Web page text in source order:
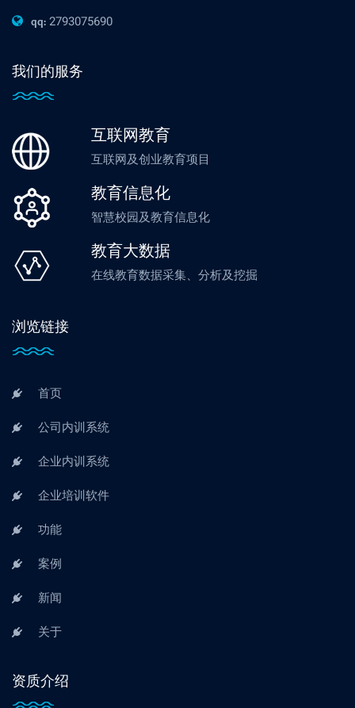
qq: 2793075690
我们的服务
互联网教育
互联网及创业教育项目
教育信息化
智慧校园及教育信息化
教育大数据
在线教育数据采集、分析及挖掘
浏览链接
首页
公司内训系统
企业内训系统
企业培训软件
功能
案例
新闻
关于
资质介绍